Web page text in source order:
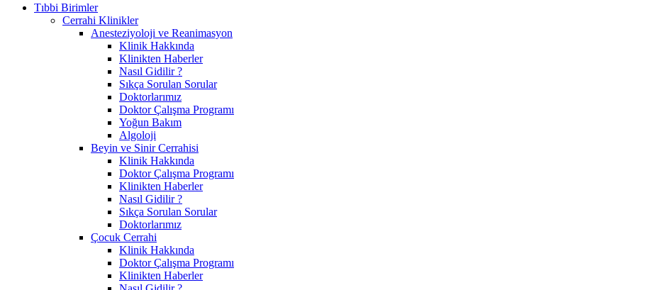
Tıbbi Birimler
Cerrahi Klinikler
Anesteziyoloji ve Reanimasyon
Klinik Hakkında
Klinikten Haberler
Nasıl Gidilir ?
Sıkça Sorulan Sorular
Doktorlarımız
Doktor Çalışma Programı
Yoğun Bakım
Algoloji
Beyin ve Sinir Cerrahisi
Klinik Hakkında
Doktor Çalışma Programı
Klinikten Haberler
Nasıl Gidilir ?
Sıkça Sorulan Sorular
Doktorlarımız
Çocuk Cerrahi
Klinik Hakkında
Doktor Çalışma Programı
Klinikten Haberler